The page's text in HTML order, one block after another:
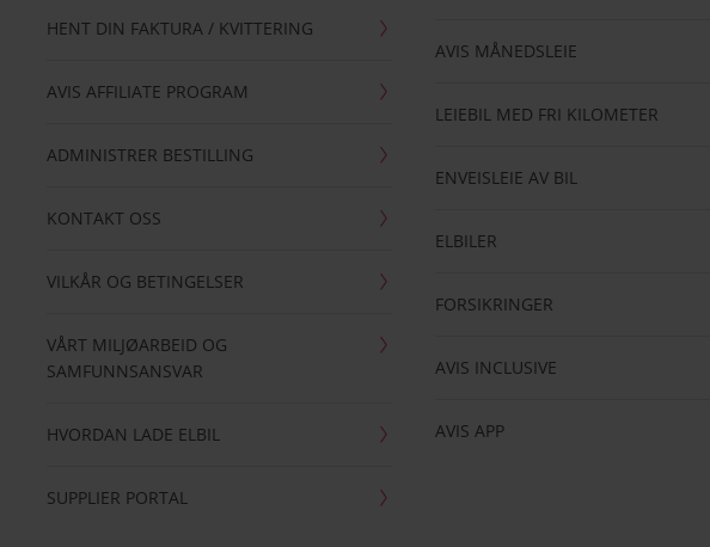
HENT DIN FAKTURA / KVITTERING
AVIS AFFILIATE PROGRAM
ADMINISTRER BESTILLING
KONTAKT OSS
VILKÅR OG BETINGELSER
VÅRT MILJØARBEID OG
SAMFUNNSANSVAR
HVORDAN LADE ELBIL
SUPPLIER PORTAL
AVIS MÅNEDSLEIE
LEIEBIL MED FRI KILOMETER
ENVEISLEIE AV BIL
ELBILER
FORSIKRINGER
AVIS INCLUSIVE
AVIS APP